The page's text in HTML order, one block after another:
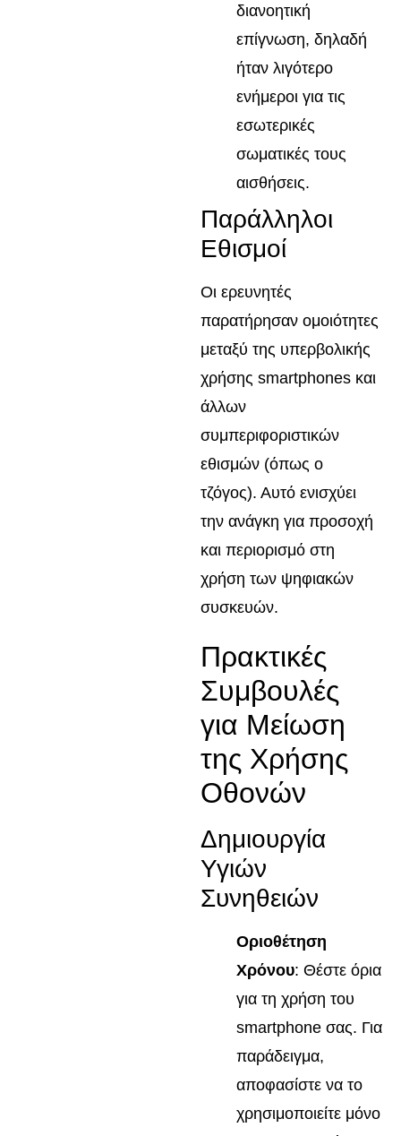
διανοητική
επίγνωση, δηλαδή
ήταν λιγότερο
ενήμεροι για τις
εσωτερικές
σωματικές τους
αισθήσεις.
Παράλληλοι
Εθισμοί
Οι ερευνητές
παρατήρησαν ομοιότητες
μεταξύ της υπερβολικής
χρήσης smartphones και
άλλων
συμπεριφοριστικών
εθισμών (όπως ο
τζόγος). Αυτό ενισχύει
την ανάγκη για προσοχή
και περιορισμό στη
χρήση των ψηφιακών
συσκευών.
Πρακτικές
Συμβουλές
για Μείωση
της Χρήσης
Οθονών
Δημιουργία
Υγιών
Συνηθειών
Οριοθέτηση
Χρόνου: Θέστε όρια
για τη χρήση του
smartphone σας. Για
παράδειγμα,
αποφασίστε να το
χρησιμοποιείτε μόνο